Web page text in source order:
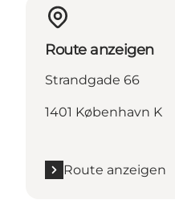
Route anzeigen
Strandgade 66
1401 København K
Route anzeigen